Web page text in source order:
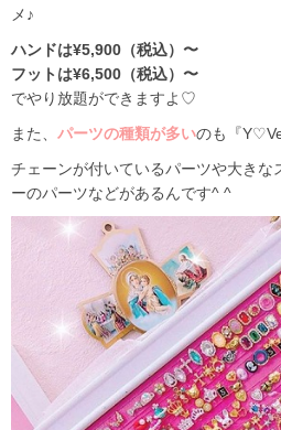
メ♪
ハンドは¥5,900（税込）〜
フットは¥6,500（税込）〜
でやり放題ができますよ♡
また、 パーツの種類が多いのも『
チェーンが付いているパーツや大きな
ーのパーツなどがあるんです^ ^